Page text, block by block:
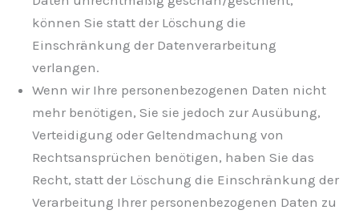
können Sie statt der Löschung die
Einschränkung der Datenverarbeitung
verlangen.
Wenn wir Ihre personenbezogenen Daten nicht
mehr benötigen, Sie sie jedoch zur Ausübung,
Verteidigung oder Geltendmachung von
Rechtsansprüchen benötigen, haben Sie das
Recht, statt der Löschung die Einschränkung der
Verarbeitung Ihrer personenbezogenen Daten zu